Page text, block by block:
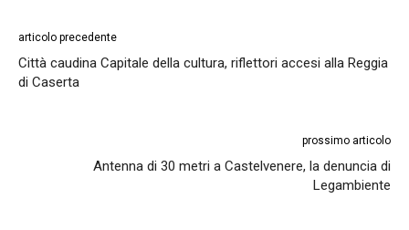
articolo precedente
Città caudina Capitale della cultura, riflettori accesi alla Reggia
di Caserta
prossimo articolo
Antenna di 30 metri a Castelvenere, la denuncia di
Legambiente